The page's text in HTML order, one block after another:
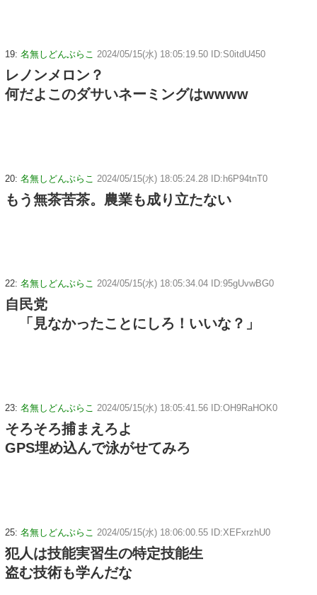
19: 名無しどんぶらこ 2024/05/15(水) 18:05:19.50 ID:S0itdU450
レノンメロン？
何だよこのダサいネーミングはwwww
20: 名無しどんぶらこ 2024/05/15(水) 18:05:24.28 ID:h6P94tnT0
もう無茶苦茶。農業も成り立たない
22: 名無しどんぶらこ 2024/05/15(水) 18:05:34.04 ID:95gUvwBG0
自民党
「見なかったことにしろ！いいな？」
23: 名無しどんぶらこ 2024/05/15(水) 18:05:41.56 ID:OH9RaHOK0
そろそろ捕まえろよ
GPS埋め込んで泳がせてみろ
25: 名無しどんぶらこ 2024/05/15(水) 18:06:00.55 ID:XEFxrzhU0
犯人は技能実習生の特定技能生
盗む技術も学んだな